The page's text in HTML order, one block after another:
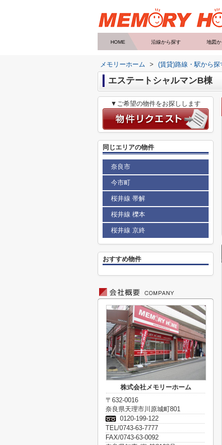
HOME 沿線から探す 地図
メモリーホーム > (賃貸)路線・駅から探
エステートシャルマンB棟
▼ご希望の物件をお探しします
同じエリアの物件
奈良市
今市町
桜井線 帯解
桜井線 櫟本
桜井線 京終
おすすめ物件
株式会社メモリーホーム
〒632-0016
奈良県天理市川原城町801
0120-199-122
TEL/0743-63-7777
FAX/0743-63-0092